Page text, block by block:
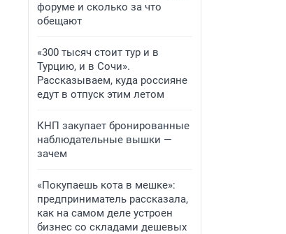
форуме и сколько за что
обещают
«300 тысяч стоит тур и в
Турцию, и в Сочи».
Рассказываем, куда россияне
едут в отпуск этим летом
КНП закупает бронированные
наблюдательные вышки —
зачем
«Покупаешь кота в мешке»:
предприниматель рассказала,
как на самом деле устроен
бизнес со складами дешевых